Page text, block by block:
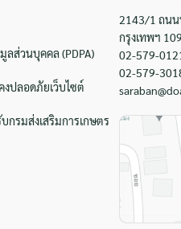
ส่วนบุคคล (PDPA)
ปลอดภัยเว็บไซต์
กรมส่งเสริมการเกษตร
2143/1 ถนน
กรุงเทพฯ
02-579-
02-579-